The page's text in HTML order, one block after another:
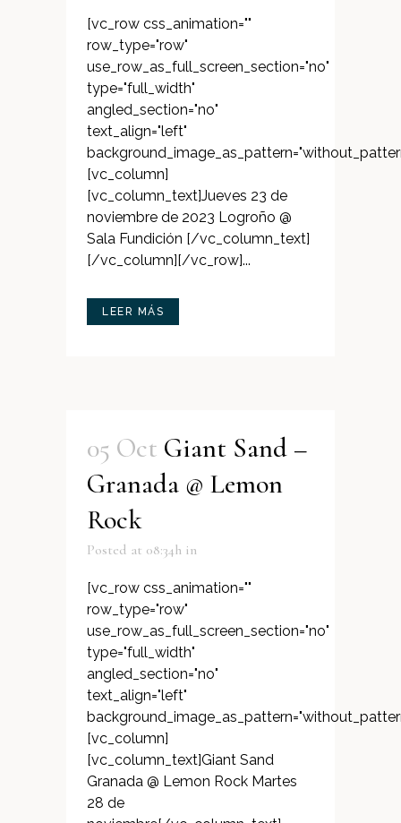
[vc_row css_animation=""
row_type="row"
use_row_as_full_screen_section="no"
type="full_width"
angled_section="no"
text_align="left"
[vc_column]
[vc_column_text]Jueves 23 de
noviembre de 2023 Logroño @
Sala Fundición [/vc_column_text]
[/vc_column][/vc_row]...
LEER MÁS
05 Oct Giant Sand –
Granada @ Lemon
Rock
Posted at 08:34h in
[vc_row css_animation=""
row_type="row"
use_row_as_full_screen_section="no"
type="full_width"
angled_section="no"
text_align="left"
[vc_column]
[vc_column_text]Giant Sand
Granada @ Lemon Rock Martes
28 de